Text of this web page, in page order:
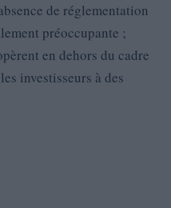
de réglementation
préoccupante ;
en dehors du cadre
investisseurs à des